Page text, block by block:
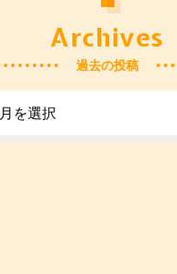
Archives
過去の投稿